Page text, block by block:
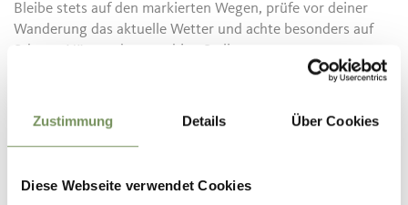
Zustimmung Details Über Cookies
Diese Webseite verwendet Cookies
Bleibe stets auf den markierten Wegen, prüfe vor deiner
Wanderung das aktuelle Wetter und achte besonders auf
Schnee, Nässe oder rutschige Stellen.
Status geöffnet
Dauer 1:02 h